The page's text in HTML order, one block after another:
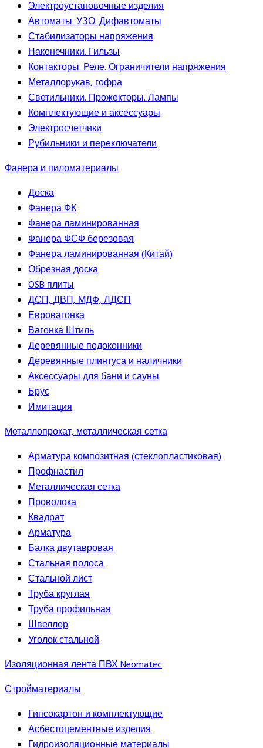
Электроустановочные изделия
Автоматы. УЗО. Дифавтоматы
Стабилизаторы напряжения
Наконечники. Гильзы
Контакторы. Реле. Ограничители напряжения
Металлорукав, гофра
Светильники. Прожекторы. Лампы
Комплектующие и аксессуары
Электросчетчики
Рубильники и переключатели
Фанера и пиломатериалы
Доска
Фанера ФК
Фанера ламинированная
Фанера ФСФ березовая
Фанера ламинированная (Китай)
Обрезная доска
OSB плиты
ДСП, ДВП, МДФ, ЛДСП
Евровагонка
Вагонка Штиль
Деревянные подоконники
Деревянные плинтуса и наличники
Аксессуары для бани и сауны
Брус
Имитация
Металлопрокат, металлическая сетка
Арматура композитная (стеклопластиковая)
Профнастил
Металлическая сетка
Проволока
Квадрат
Арматура
Балка двутавровая
Стальная полоса
Стальной лист
Труба круглая
Труба профильная
Швеллер
Уголок стальной
Изоляционная лента ПВХ Neomatec
Стройматериалы
Гипсокартон и комплектующие
Асбестоцементные изделия